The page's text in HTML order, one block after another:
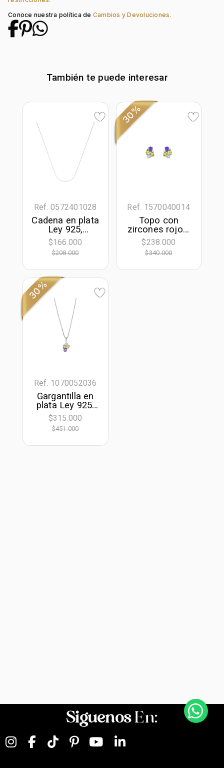
Conoce nuestra política de Cambios y Devoluciones.
También te puede interesar
Ref. 0572401028
Cadena en plata
Ley 925,
Veneciana, 50
cm. de largo, 1
mm. de ancho
$166.000
$208.000
30%
Ref. 1570040014
Topo con
zircones rojos,
en plata ley 925,
rodinado -
Colección
$238.000
$340.000
30%
Ref. 1070052036
Gargantilla en
plata Ley 925,
Uñas+decoración,
con zircones,
50 cm. de largo,
$315.000
$451.000
SiguenosEn: